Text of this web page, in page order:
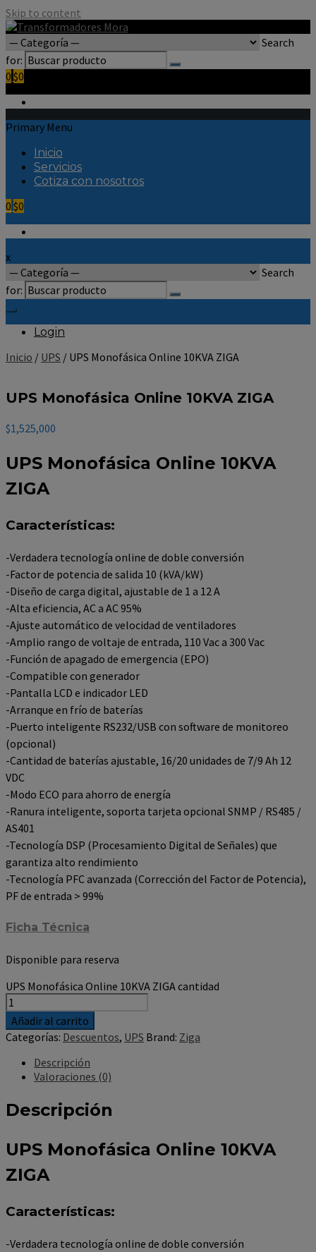
Skip to content
Search
for:
0 $0
Primary Menu
Inicio
Servicios
Cotiza con nosotros
0 $0
x
Search
for:
Login
Inicio / UPS / UPS Monofásica Online 10KVA ZIGA
UPS Monofásica Online 10KVA ZIGA
$1,525,000
UPS Monofásica Online 10KVA
ZIGA
Características:
-Verdadera tecnología online de doble conversión
-Factor de potencia de salida 10 (kVA/kW)
-Diseño de carga digital, ajustable de 1 a 12 A
-Alta eficiencia, AC a AC 95%
-Ajuste automático de velocidad de ventiladores
-Amplio rango de voltaje de entrada, 110 Vac a 300 Vac
-Función de apagado de emergencia (EPO)
-Compatible con generador
-Pantalla LCD e indicador LED
-Arranque en frío de baterías
-Puerto inteligente RS232/USB con software de monitoreo
(opcional)
-Cantidad de baterías ajustable, 16/20 unidades de 7/9 Ah 12
VDC
-Modo ECO para ahorro de energía
-Ranura inteligente, soporta tarjeta opcional SNMP / RS485 /
AS401
-Tecnología DSP (Procesamiento Digital de Señales) que
garantiza alto rendimiento
-Tecnología PFC avanzada (Corrección del Factor de Potencia),
PF de entrada > 99%
Ficha Técnica
Disponible para reserva
UPS Monofásica Online 10KVA ZIGA cantidad
Añadir al carrito
Categorías: Descuentos, UPS Brand: Ziga
Descripción
Valoraciones (0)
Descripción
UPS Monofásica Online 10KVA
ZIGA
Características:
-Verdadera tecnología online de doble conversión